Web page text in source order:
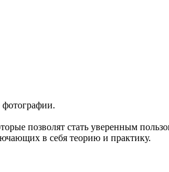
фотографии.
позволят стать уверенным
в себя теорию и практику.